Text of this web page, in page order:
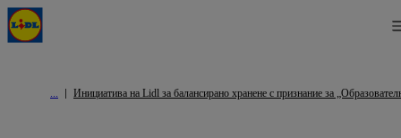
Инициатива на Lidl за балансирано хранене с признание за